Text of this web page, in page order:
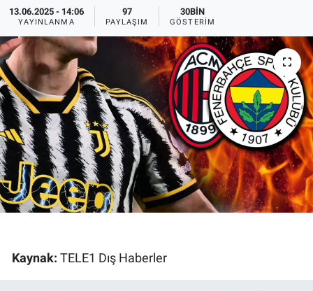
13.06.2025 - 14:06
YAYINLANMA
97
PAYLAŞIM
30BIN
GÖSTERIM
Kaynak: TELE1 Dış Haberler
Eğlence
Ekonomi
Forum
Gerçeğin İzinde
Gün Başlıyor
Gün Bitiyor